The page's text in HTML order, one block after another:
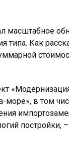
масштабное
типа. Как
море», в том
постройки,